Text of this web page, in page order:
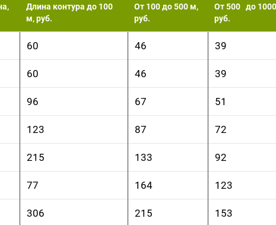
Длина контура до 100
м, руб.
От 100 до 500 м,
руб.
От 500 до
руб.
60 46 39
60 46 39
96 67 51
123 87 72
215 133 92
77 164 123
306 215 153